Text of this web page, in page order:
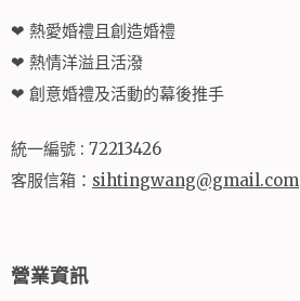
❤ 熱愛婚禮且創造婚禮
❤ 熱情洋溢且活潑
❤ 創意婚禮及活動的幕後推手
統一編號 : 72213426
客服信箱： sihtingwang@gmail.com
營業資訊